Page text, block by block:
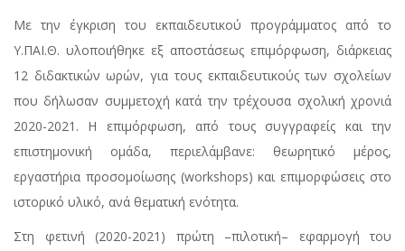
Με την έγκριση του εκπαιδευτικού προγράμματος από το
Υ.ΠΑΙ.Θ. υλοποιήθηκε εξ αποστάσεως επιμόρφωση, διάρκειας
12 διδακτικών ωρών, για τους εκπαιδευτικούς των σχολείων
που δήλωσαν συμμετοχή κατά την τρέχουσα σχολική χρονιά
2020-2021. Η επιμόρφωση, από τους συγγραφείς και την
επιστημονική ομάδα, περιελάμβανε: θεωρητικό μέρος,
εργαστήρια προσομοίωσης (workshops) και επιμορφώσεις στο
ιστορικό υλικό, ανά θεματική ενότητα.
Στη φετινή (2020-2021) πρώτη –πιλοτική– εφαρμογή του